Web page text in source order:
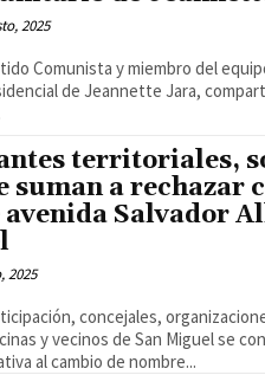
2025
Comunista y miembro del
de Jeannette Jara,
territoriales,
suman a rechazar
Salvador
2025
concejales,
y vecinos de San Miguel se
al cambio de nombre...